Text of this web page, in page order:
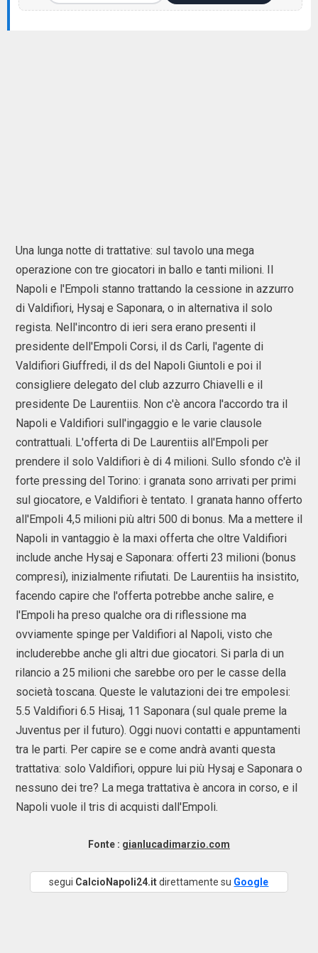
Una lunga notte di trattative: sul tavolo una mega
operazione con tre giocatori in ballo e tanti milioni. Il
Napoli e l'Empoli stanno trattando la cessione in azzurro
di Valdifiori, Hysaj e Saponara, o in alternativa il solo
regista. Nell'incontro di ieri sera erano presenti il
presidente dell'Empoli Corsi, il ds Carli, l'agente di
Valdifiori Giuffredi, il ds del Napoli Giuntoli e poi il
consigliere delegato del club azzurro Chiavelli e il
presidente De Laurentiis. Non c'è ancora l'accordo tra il
Napoli e Valdifiori sull'ingaggio e le varie clausole
contrattuali. L'offerta di De Laurentiis all'Empoli per
prendere il solo Valdifiori è di 4 milioni. Sullo sfondo c'è il
forte pressing del Torino: i granata sono arrivati per primi
sul giocatore, e Valdifiori è tentato. I granata hanno offerto
all'Empoli 4,5 milioni più altri 500 di bonus. Ma a mettere il
Napoli in vantaggio è la maxi offerta che oltre Valdifiori
include anche Hysaj e Saponara: offerti 23 milioni (bonus
compresi), inizialmente rifiutati. De Laurentiis ha insistito,
facendo capire che l'offerta potrebbe anche salire, e
l'Empoli ha preso qualche ora di riflessione ma
ovviamente spinge per Valdifiori al Napoli, visto che
includerebbe anche gli altri due giocatori. Si parla di un
rilancio a 25 milioni che sarebbe oro per le casse della
società toscana. Queste le valutazioni dei tre empolesi:
5.5 Valdifiori 6.5 Hisaj, 11 Saponara (sul quale preme la
Juventus per il futuro). Oggi nuovi contatti e appuntamenti
tra le parti. Per capire se e come andrà avanti questa
trattativa: solo Valdifiori, oppure lui più Hysaj e Saponara o
nessuno dei tre? La mega trattativa è ancora in corso, e il
Napoli vuole il tris di acquisti dall'Empoli.
Fonte : gianlucadimarzio.com
segui CalcioNapoli24.itdirettamente su Google